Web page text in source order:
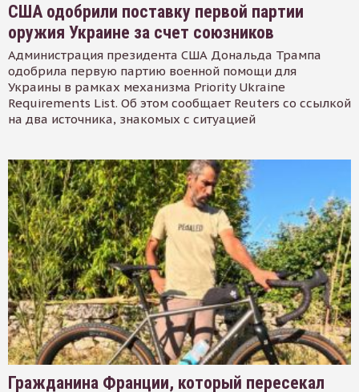
США одобрили поставку первой партии
оружия Украине за счет союзников
Администрация президента США Дональда Трампа
одобрила первую партию военной помощи для
Украины в рамках механизма Priority Ukraine
Requirements List. Об этом сообщает Reuters со ссылкой
на два источника, знакомых с ситуацией
Гражданина Франции, который пересекал